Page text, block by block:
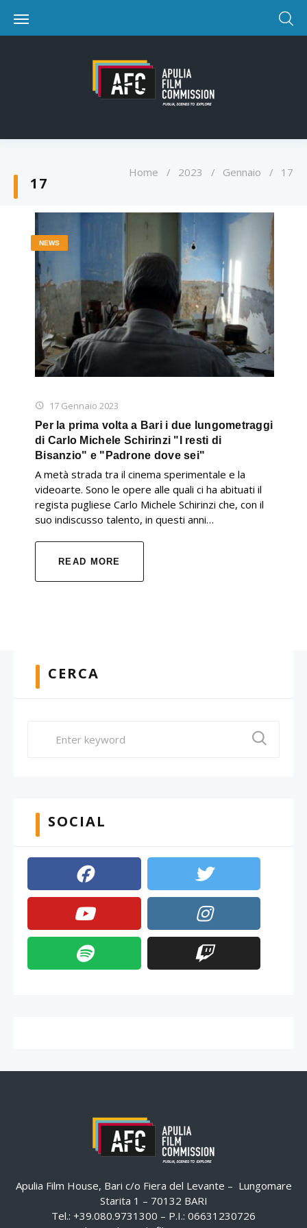
17
Home / 2023 / Gennaio / 17
17 Gennaio 2023
NEWS
Per la prima volta a Bari i due lungometraggi
di Carlo Michele Schirinzi "I resti di
Bisanzio" e "Padrone dove sei"
A metà strada tra il cinema sperimentale e la
videoarte. Sono le opere alle quali ci ha abituati il
regista pugliese Carlo Michele Schirinzi che, con il
suo indiscusso talento, in questi anni…
READ MORE
CERCA
SOCIAL
Apulia Film House, Bari c/o Fiera del Levante – Lungomare
Starita 1 – 70132 BARI
Tel.: +39.080.9731300 – P.I.: 06631230726